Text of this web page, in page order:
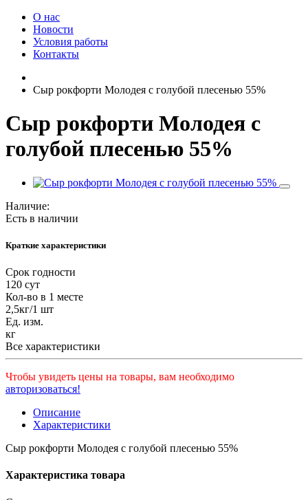
О нас
Новости
Условия работы
Контакты
Сыр рокфорти Молодея с голубой плесенью 55%
Сыр рокфорти Молодея с
голубой плесенью 55%
Наличие:
Есть в наличии
Краткие характеристики
Срок годности
120 сут
Кол-во в 1 месте
2,5кг/1 шт
Ед. изм.
кг
Все характеристики
Чтобы увидеть цены на товары, вам необходимо
авторизоваться!
Описание
Характеристики
Сыр рокфорти Молодея с голубой плесенью 55%
Характеристика товара